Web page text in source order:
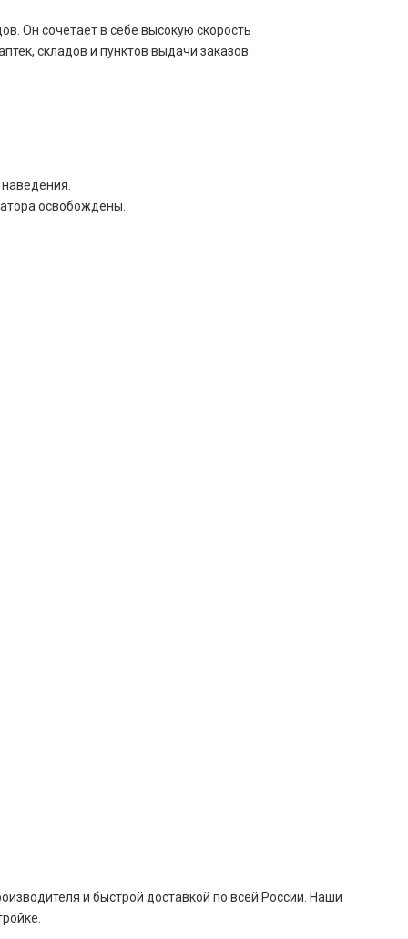
Он сочетает в себе высокую скорость
складов и пунктов выдачи заказов.
освобождены.
и быстрой доставкой по всей России. Наши